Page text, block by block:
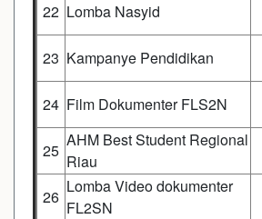
22 Lomba Nasyid
23 Kampanye Pendidikan
24 Film Dokumenter FLS2N
25
AHM Best Student Regional
Riau
26
Lomba Video dokumenter
FL2SN